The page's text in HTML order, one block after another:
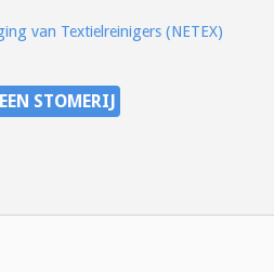
van Textielreinigers (NETEX)
STOMERIJ